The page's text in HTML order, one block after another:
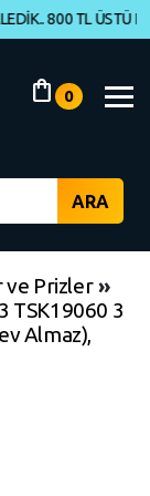
shopping_bag 0
TL ÜSTÜ KARGO
ve Prizler»
TSK19060 3
Almaz),